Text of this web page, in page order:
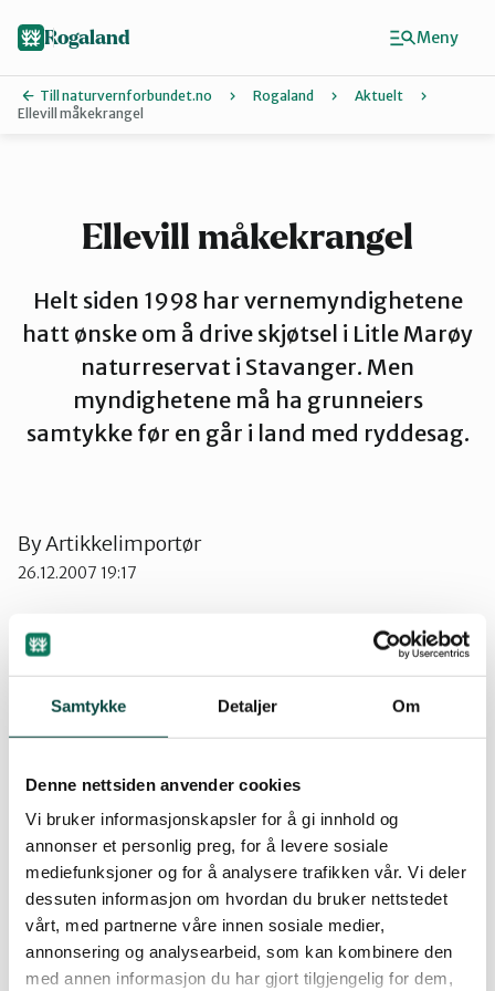
Samtykke Detaljer Om
Denne nettsiden anvender cookies
Vi bruker informasjonskapsler for å gi innhold og
annonser et personlig preg, for å levere sosiale
mediefunksjoner og for å analysere trafikken vår. Vi deler
dessuten informasjon om hvordan du bruker nettstedet
vårt, med partnerne våre innen sosiale medier,
annonsering og analysearbeid, som kan kombinere den
med annen informasjon du har gjort tilgjengelig for dem,
Haugalandet
Naturvernforbundet i Sandnes
Nord-Jæren
Rogaland
Till naturvernforbundet.no Rogaland
Aktuelt
Ellevill måkekrangel
Ellevill måkekrangel
Helt siden 1998 har vernemyndighetene
hatt ønske om å drive skjøtsel i Litle Marøy
naturreservat i Stavanger. Men
myndighetene må ha grunneiers
samtykke før en går i land med ryddesag.
ByArtikkelimportør
26.12.2007 19:17
Grunneieren på Litle Marøy har hele tida motsatt
seg skjøtsel, og i mens har åra gått, skogen vokst
og sjøfuglene dratt sin kos. Kluge mener naturen
en plage.
Stavanger kommune varsler vedtak om skjøtsel
Grunneigerne mener skjøtsel er ulovlig